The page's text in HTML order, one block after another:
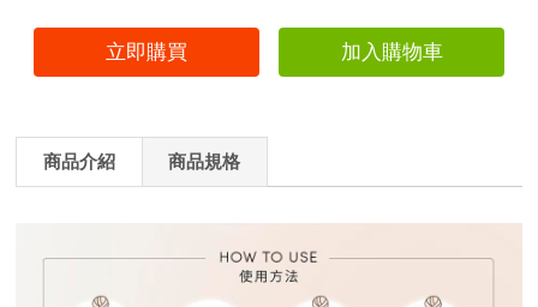
商品介紹 商品規格